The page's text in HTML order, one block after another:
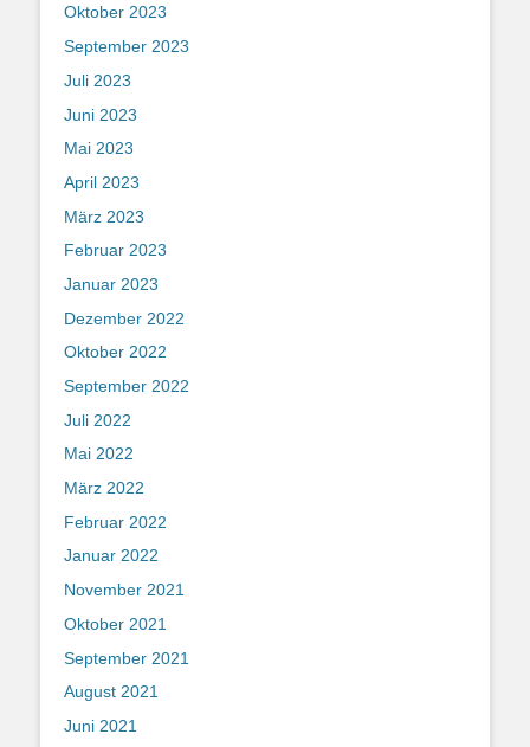
Oktober 2023
September 2023
Juli 2023
Juni 2023
Mai 2023
April 2023
März 2023
Februar 2023
Januar 2023
Dezember 2022
Oktober 2022
September 2022
Juli 2022
Mai 2022
März 2022
Februar 2022
Januar 2022
November 2021
Oktober 2021
September 2021
August 2021
Juni 2021